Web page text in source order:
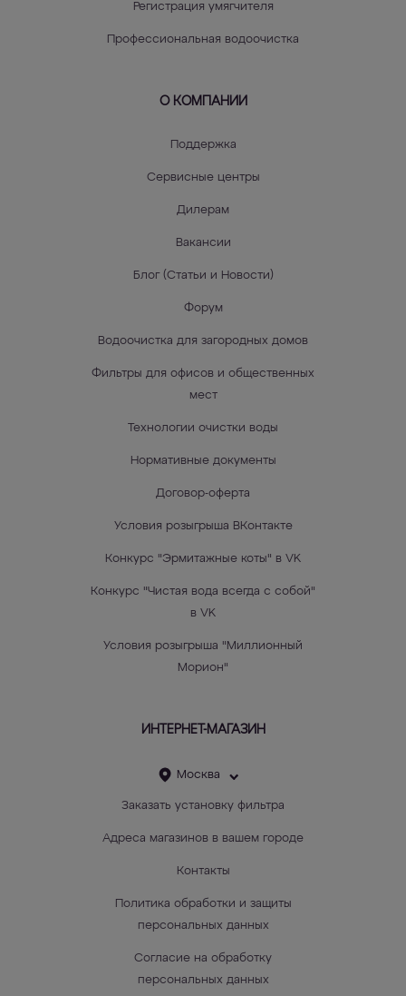
Регистрация умягчителя
Профессиональная водоочистка
О КОМПАНИИ
Поддержка
Сервисные центры
Дилерам
Вакансии
Блог (Статьи и Новости)
Форум
Водоочистка для загородных домов
Фильтры для офисов и общественных
мест
Технологии очистки воды
Нормативные документы
Договор-оферта
Условия розыгрыша ВКонтакте
Конкурс "Эрмитажные коты" в VK
Конкурс "Чистая вода всегда с собой"
в VK
Условия розыгрыша "Миллионный
Морион"
ИНТЕРНЕТ-МАГАЗИН
Москва
Заказать установку фильтра
Адреса магазинов в вашем городе
Контакты
Политика обработки и защиты
персональных данных
Согласие на обработку
персональных данных